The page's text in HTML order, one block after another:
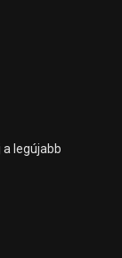
legújabb